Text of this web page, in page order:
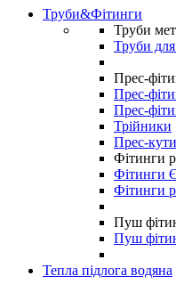
Труби&Фітинги
Труби
Труби
Прес-
Прес-
Прес-
Трійники
Прес-кути
Фітинги
Фітинги
Фітинги
Пуш
Пуш
Тепла підлога водяна